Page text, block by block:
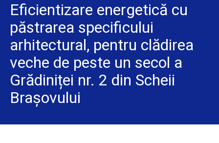
Eficientizare energetică cu
păstrarea specificului
arhitectural, pentru clădirea
veche de peste un secol a
Grădiniței nr. 2 din Scheii
Brașovului